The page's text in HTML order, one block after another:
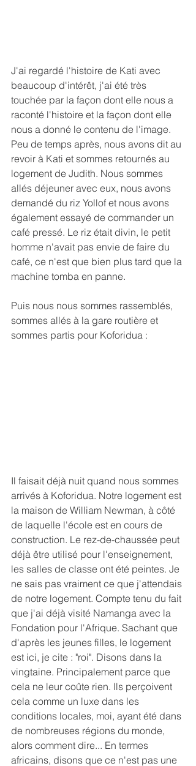
J'ai regardé l'histoire de Kati avec
beaucoup d'intérêt, j'ai été très
touchée par la façon dont elle nous a
raconté l'histoire et la façon dont elle
nous a donné le contenu de l'image.
Peu de temps après, nous avons dit au
revoir à Kati et sommes retournés au
logement de Judith. Nous sommes
allés déjeuner avec eux, nous avons
demandé du riz Yollof et nous avons
également essayé de commander un
café pressé. Le riz était divin, le petit
homme n'avait pas envie de faire du
café, ce n'est que bien plus tard que la
machine tomba en panne.
Puis nous nous sommes rassemblés,
sommes allés à la gare routière et
sommes partis pour Koforidua :
Il faisait déjà nuit quand nous sommes
arrivés à Koforidua. Notre logement est
la maison de William Newman, à côté
de laquelle l'école est en cours de
construction. Le rez-de-chaussée peut
déjà être utilisé pour l'enseignement,
les salles de classe ont été peintes. Je
ne sais pas vraiment ce que j'attendais
de notre logement. Compte tenu du fait
que j'ai déjà visité Namanga avec la
Fondation pour l'Afrique. Sachant que
d'après les jeunes filles, le logement
est ici, je cite : "roi". Disons dans la
vingtaine. Principalement parce que
cela ne leur coûte rien. Ils perçoivent
cela comme un luxe dans les
conditions locales, moi, ayant été dans
de nombreuses régions du monde,
alors comment dire... En termes
africains, disons que ce n'est pas une